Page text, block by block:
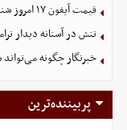
قیمت آیفون ۱۷ امروز شنبه ۱۷ مرداد ۱۴۰۵
تنش در آستانه دیدار
خبرنگار چگونه
پربیننده‌ترین